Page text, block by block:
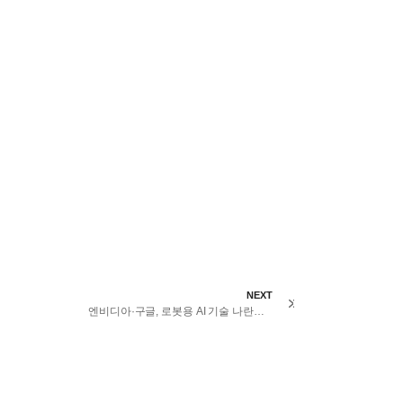
NEXT
엔비디아·구글, 로봇용 AI 기술 나란히 공개